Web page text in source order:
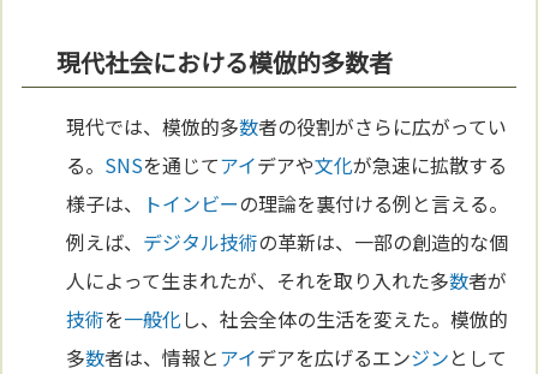
現代社会における模倣的多数者
現代では、模倣的多数者の役割がさらに広がってい
る。 SNSを通じてアイデアや文化が急速に拡散する
様子は、
トインビーの理論を裏付ける例と言える。
例えば、 デジタル技術の革新は、一部の創造的な個
人によって生まれたが、それを取り入れた多数者が
技術を一般化し、社会全体の生活を変えた。模倣的
多数者は、情報とアイデアを広げるエンジンとして